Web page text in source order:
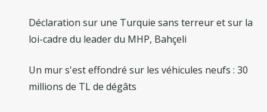
Déclaration sur une Turquie sans terreur et sur la
loi-cadre du leader du MHP, Bahçeli
Un mur s'est effondré sur les véhicules neufs : 30
millions de TL de dégâts